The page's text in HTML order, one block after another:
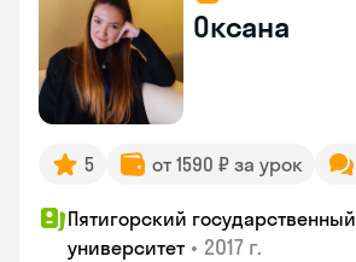
Оксана
5 от 1590 ₽ за урок
Пятигорский государственный
университет • 2017 г.